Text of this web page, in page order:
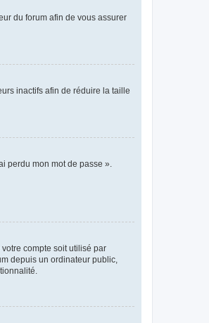
du forum afin de vous assurer
inactifs afin de réduire la taille
perdu mon mot de passe ».
compte soit utilisé par
depuis un ordinateur public,